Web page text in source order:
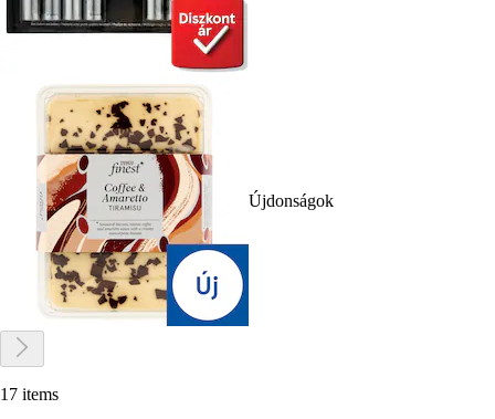
Újdonságok
17 items